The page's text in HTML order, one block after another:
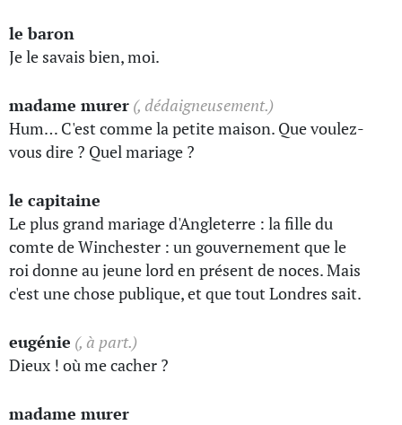
le baron
Je le savais bien, moi.
madame murer (, dédaigneusement.)
Hum… C'est comme la petite maison. Que voulez-
vous dire ? Quel mariage ?
le capitaine
Le plus grand mariage d'Angleterre : la fille du
comte de Winchester : un gouvernement que le
roi donne au jeune lord en présent de noces. Mais
c'est une chose publique, et que tout Londres sait.
eugénie (, à part.)
Dieux ! où me cacher ?
madame murer